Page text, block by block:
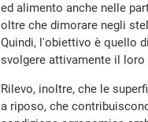
ed alimento anche nelle
oltre che dimorare negli
Quindi, l'obiettivo è quello
svolgere attivamente il
Rilevo, inoltre, che le
a riposo, che